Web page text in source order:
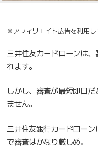
※アフィリエイト広告を利用し
三井住友カードローンは
れます。
しかし、審査が最短即日
ません。
三井住友銀行カードロー
で審査はかなり厳しめ。